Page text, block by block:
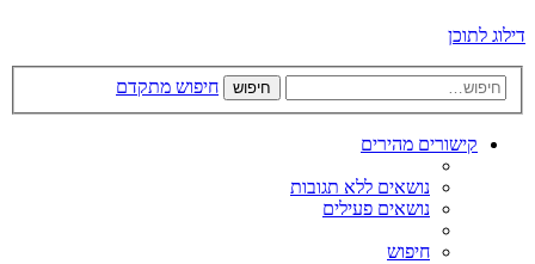
דילוג לתוכן
חיפוש חיפוש מתקדם
קישורים מהירים
נושאים ללא תגובות
נושאים פעילים
חיפוש